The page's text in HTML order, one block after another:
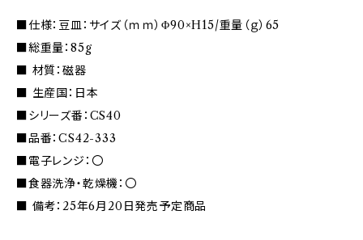
■仕様：豆皿：サイズ（ｍｍ）Φ90×H15/重量（ｇ）65
■総重量：85g
■ 材質：磁器
■ 生産国：日本
■シリーズ番：CS40
■品番：CS42-333
■電子レンジ：〇
■食器洗浄・乾燥機：〇
■ 備考：25年6月20日発売予定商品